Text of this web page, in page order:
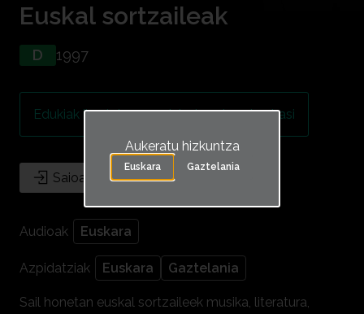
Euskal sortzaileak
D 1997
Edukiak ikusteko, erregistratu edo saioa hasi
Saioa hasi
Audioak Euskara
Azpidatziak Euskara Gaztelania
Sail honetan euskal sortzaileek musika, literatura,
Kopiatu esteka
Aukeratu hizkuntza
Euskara Gaztelania